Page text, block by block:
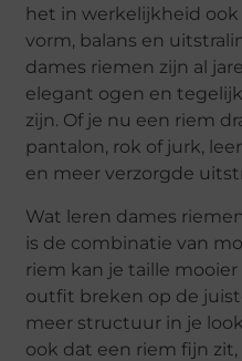
het in werkelijkheid
vorm, balans en
dames riemen zijn al
elegant ogen en
zijn. Of je nu een riem
pantalon, rok of jurk,
en meer verzorgde
Wat leren dames
is de combinatie van
riem kan je taille
outfit breken op de
meer structuur in je
ook dat een riem fijn